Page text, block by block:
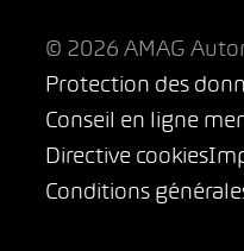
© 2026 AMAG
Protection des
Conseil en ligne
Directive cookies
Conditions